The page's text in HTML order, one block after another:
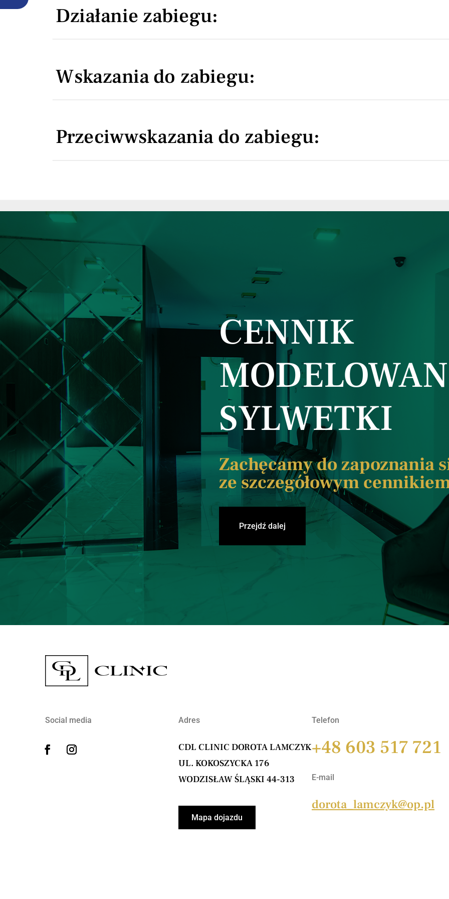
Działanie zabiegu:
Wskazania do zabiegu:
Przeciwwskazania do zabiegu:
CENNIK
SYLWETKI
Zachęcamy do zapoznania
ze szczegółowym
Przejdź dalej
Social media Adres
CDL CLINIC DOROTA LAMCZYK
UL. KOKOSZYCKA 176
WODZISŁAW ŚLĄSKI 44-313
Mapa dojazdu
Telefon
+48 603 517 721
E-mail
dorota_lamczyk@op.pl